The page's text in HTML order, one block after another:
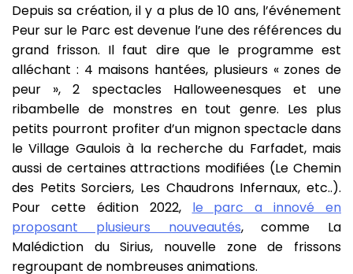
Depuis sa création, il y a plus de 10 ans, l’événement
Peur sur le Parc est devenue l’une des références du
grand frisson. Il faut dire que le programme est
alléchant : 4 maisons hantées, plusieurs « zones de
peur », 2 spectacles Halloweenesques et une
ribambelle de monstres en tout genre. Les plus
petits pourront profiter d’un mignon spectacle dans
le Village Gaulois à la recherche du Farfadet, mais
aussi de certaines attractions modifiées (Le Chemin
des Petits Sorciers, Les Chaudrons Infernaux, etc..).
Pour cette édition 2022, le parc a innové en
proposant plusieurs nouveautés, comme La
Malédiction du Sirius, nouvelle zone de frissons
regroupant de nombreuses animations.